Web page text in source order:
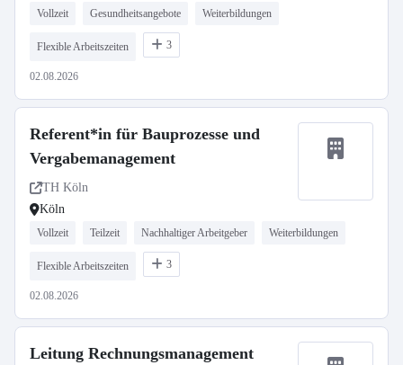
Vollzeit Gesundheitsangebote Weiterbildungen
Flexible Arbeitszeiten 3
02.08.2026
Referent*in für Bauprozesse und
Vergabemanagement
TH Köln
Köln
Vollzeit Teilzeit Nachhaltiger Arbeitgeber Weiterbildungen
Flexible Arbeitszeiten 3
02.08.2026
Leitung Rechnungsmanagement